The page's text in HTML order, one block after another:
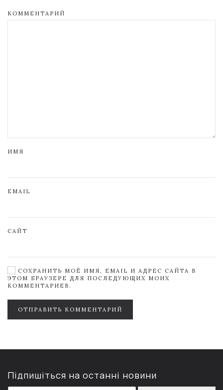
КОММЕНТАРИЙ
ИМЯ
EMAIL
САЙТ
СОХРАНИТЬ МОЁ ИМЯ, EMAIL И АДРЕС САЙТА В
ЭТОМ БРАУЗЕРЕ ДЛЯ ПОСЛЕДУЮЩИХ МОИХ
КОММЕНТАРИЕВ.
ОТПРАВИТЬ КОММЕНТАРИЙ
Підпишіться на останні новини